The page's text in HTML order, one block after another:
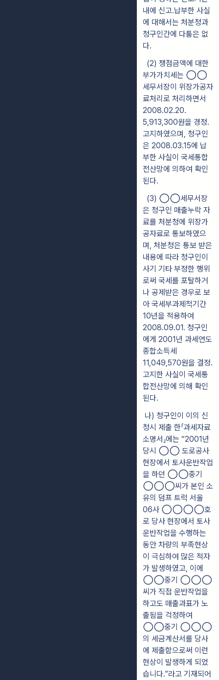
내에 신고․납부한 사실
에 대해서는 처분청과
청구인간에 다툼은 없
다.
(2) 쟁점금액에 대한
부가가치세는 ◯◯
세무서장이 위장가공자
료처리로 처리 하면서
2008.02.20.
5,913,300원을 경정․
고지하였으며, 청구인
은 2008.03.15에 납
부한 사실이 국세통합
전산망에 의하여 확인
된다.
(3) ◯◯세무서장
은 청구인 매출누락 자
료를 처분청에 위장가
공자료로 통보하였으
며, 처분청은 통보 받은
내용에 따라 청구인이
사기 기타 부정한 행위
로써 국세를 포탈하거
나 공제받은 경우로 보
아 국세부과제척기간
10년을 적용하여
2008.09.01. 청구인
에게 2001년 과세연도
종합소득세
11,049,570원을 결정․
고지한 사실이 국세통
합전산망에 의해 확인
된다.
나) 청구인이 이의 신
청시 제출 한「과세자료
소명서」에는 “2001년
당시 ◯◯ 도로공사
현장에서 토사운반작업
을 하던 ◯◯중기
◯◯◯씨가 본인 소
유의 덤프 트럭 서울
06사 ◯◯◯◯호
로 당사 현장에서 토사
운반작업을 수행하는
동안 차량의 부족현상
이 극심하여 많은 적자
가 발생하였고, 이에
◯◯중기 ◯◯◯
씨가 직접 운반작업을
하고도 매출과표가 노
출됨을 걱정하여
◯◯중기 ◯◯◯
의 세금계 산서를 당사
에 제출함으로써 이런
현상이 발생하게 되었
습니다.”라고 기재되어